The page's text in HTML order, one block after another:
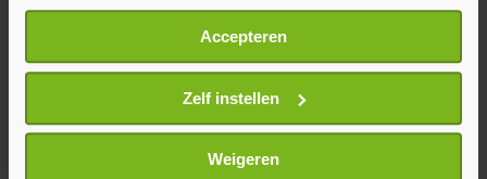
Als u het toestaat, willen we ook graag:
Informatie verzamelen over uw geografische
locatie, die tot een paar meter nauwkeurig kan zijn
Uw apparaat identificeren door het actief te
scannen op specifieke eigenschappen (fingerprinting)
Lees meer over hoe uw persoonlijke gegevens worden
Accepteren
Zelf instellen
Weigeren
Meer uit Voetbal
voor Ajax in uitduel met PEC
Zwolle